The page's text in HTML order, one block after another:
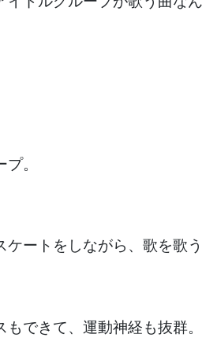
。
ートをしながら、歌を歌う
できて、運動神経も抜群。